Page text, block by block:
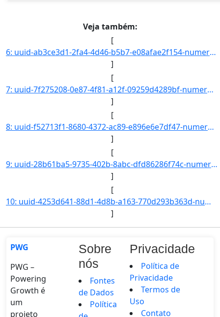
Veja também:
[
6: uuid-ab3ce3d1-2fa4-4d46-b5b7-e08afae2f154-numero-23325.000004.2019-49-interessado.nome-Gabriel_Arauj]
]
[
7: uuid-7f275208-0e87-4f81-a12f-09259d4289bf-numero-23325.000005.2019-93-interessado.nome-Nalenkya_Rodr]
]
[
8: uuid-f52713f1-8680-4372-ac89-e896e6e7df47-numero-23326.000001.2019-03-interessado.nome-COORDENACAO_D]
]
[
9: uuid-28b61ba5-9735-402b-8abc-dfd86286f74c-numero-23325.000006.2019-38-interessado.nome-Caline_Castro]
]
[
10: uuid-4253d641-88d1-4d8b-a163-770d293b363d-numero-23325.000007.2019-82-interessado.nome-Anna_Larissa_]
]
PWG
PWG –
Powering
Growth é
um
projeto
Sobre
nós
Fontes
de Dados
Política
Privacidade
Política de
Privacidade
Termos de
Uso
Contato